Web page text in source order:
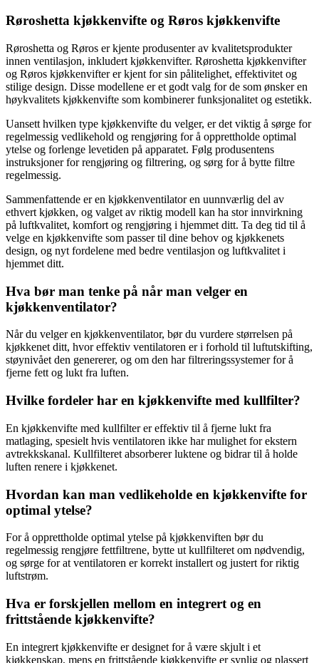
Røroshetta kjøkkenvifte og Røros kjøkkenvifte
Røroshetta og Røros er kjente produsenter av kvalitetsprodukter
innen ventilasjon, inkludert kjøkkenvifter. Røroshetta kjøkkenvifter
og Røros kjøkkenvifter er kjent for sin pålitelighet, effektivitet og
stilige design. Disse modellene er et godt valg for de som ønsker en
høykvalitets kjøkkenvifte som kombinerer funksjonalitet og estetikk.
Uansett hvilken type kjøkkenvifte du velger, er det viktig å sørge for
regelmessig vedlikehold og rengjøring for å opprettholde optimal
ytelse og forlenge levetiden på apparatet. Følg produsentens
instruksjoner for rengjøring og filtrering, og sørg for å bytte filtre
regelmessig.
Sammenfattende er en kjøkkenventilator en uunnværlig del av
ethvert kjøkken, og valget av riktig modell kan ha stor innvirkning
på luftkvalitet, komfort og rengjøring i hjemmet ditt. Ta deg tid til å
velge en kjøkkenvifte som passer til dine behov og kjøkkenets
design, og nyt fordelene med bedre ventilasjon og luftkvalitet i
hjemmet ditt.
Hva bør man tenke på når man velger en
kjøkkenventilator?
Når du velger en kjøkkenventilator, bør du vurdere størrelsen på
kjøkkenet ditt, hvor effektiv ventilatoren er i forhold til luftutskifting,
støynivået den genererer, og om den har filtreringssystemer for å
fjerne fett og lukt fra luften.
Hvilke fordeler har en kjøkkenvifte med kullfilter?
En kjøkkenvifte med kullfilter er effektiv til å fjerne lukt fra
matlaging, spesielt hvis ventilatoren ikke har mulighet for ekstern
avtrekkskanal. Kullfilteret absorberer luktene og bidrar til å holde
luften renere i kjøkkenet.
Hvordan kan man vedlikeholde en kjøkkenvifte for
optimal ytelse?
For å opprettholde optimal ytelse på kjøkkenviften bør du
regelmessig rengjøre fettfiltrene, bytte ut kullfilteret om nødvendig,
og sørge for at ventilatoren er korrekt installert og justert for riktig
luftstrøm.
Hva er forskjellen mellom en integrert og en
frittstående kjøkkenvifte?
En integrert kjøkkenvifte er designet for å være skjult i et
kjøkkenskap, mens en frittstående kjøkkenvifte er synlig og plassert